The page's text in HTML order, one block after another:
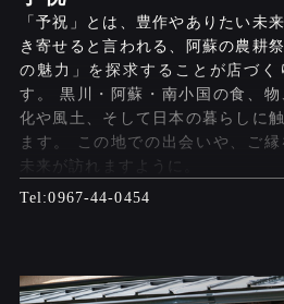
「予祝」とは、豊作やありたい未
き寄せると言われる、阿蘇の農耕
の魅力」を探求することが店づく
す。 黒川・阿蘇・南小国の食、
化や風土、そして日本の暮らしに
ます。 この地での出会いや、ご
未来が訪れますように。
0967-44-0454